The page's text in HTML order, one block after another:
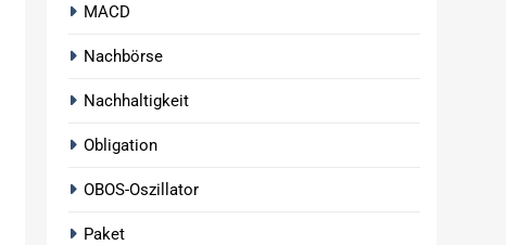
MACD
Nachbörse
Nachhaltigkeit
Obligation
OBOS-Oszillator
Paket